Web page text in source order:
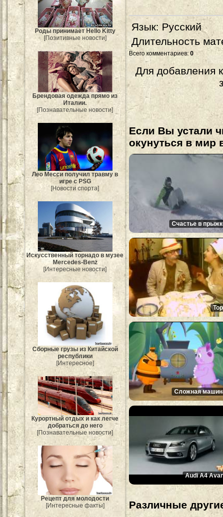
Роды принимает Hello Kitty
[Позитивные новости]
Брендовая одежда прямо из
Италии.
[Познавательные новости]
Лео Месси получил травму в
игре с PSG
[Новости спорта]
Искусственный торнадо в музее
Mercedes-Benz
[Интересные новости]
Сборные грузы из Китайской
республики
[Интересное]
Курортный отдых и как легче
добраться до него
[Познавательные новости]
Рецепт для молодости
[Интересные факты]
Язык: Русский
Длительность
Всего комментариев: 0
Для добавления
Если Вы устали
окунуться в мир
Счастье в
Сложная
Audi A4
Различные